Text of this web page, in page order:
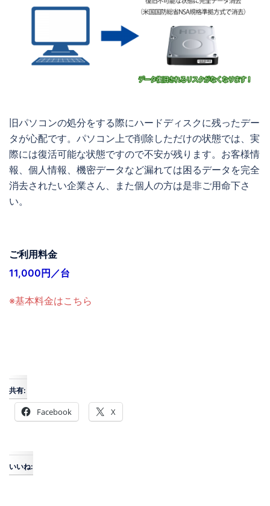
旧パソコンの処分をする際にハードディスクに残ったデー
タが心配です。パソコン上で削除しただけの状態では、実
際には復活可能な状態ですので不安が残ります。お客様情
報、個人情報、機密データなど漏れては困るデータを完全
消去されたい企業さん、また個人の方は是非ご用命下さ
い。
ご利用料金
11,000円／台
※基本料金はこちら
共有:
Facebook X
いいね: